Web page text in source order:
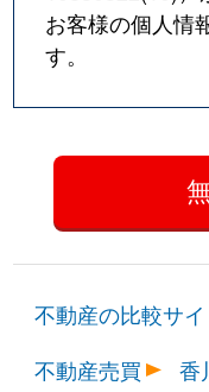
お客様の個人情
す。
不動産の比較サ
不動産売買
香